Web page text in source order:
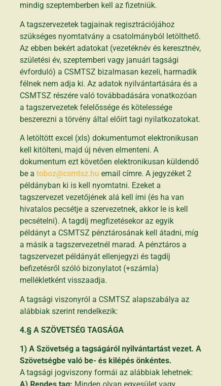
mindig szeptemberben kell az fizetniük.
A tagszervezetek tagjainak regisztrációjához
szükséges nyomtatvány a csatolmányból letölthető.
Az ebben bekért adatokat (vezetéknév és keresztnév,
születési év, szeptemberi vagy januári tagsági
évforduló) a CSMTSZ bizalmasan kezeli, harmadik
félnek nem adja ki. Az adatok nyilvántartására és a
CSMTSZ részére való továbbadására vonatkozóan
a tagszervezetek felelőssége és kötelessége
beszerezni a törvény által előírt tagi nyilatkozatokat.
A letöltött excel (xls) dokumentumot elektronikusan
kell kitölteni, majd új néven elmenteni. A
dokumentum ezt követően elektronikusan küldendő
be a toboz@csmtsz.hu email címre. A jegyzéket 2
példányban ki is kell nyomtatni. Ezeket a
tagszervezet vezetőjének alá kell írni (és ha van
hivatalos pecsétje a szervezetnek, akkor le is kell
pecsételni). A tagdíj megfizetésekor az egyik
példányt a CSMTSZ pénztárosának kell átadni, míg
a másik a tagszervezetnél marad. A pénztáros a
tagszervezet példányát ellenjegyzi és tagdíj
befizetésről szóló bizonylatot (+számla)
mellékletként visszaadja.
A tagsági viszonyról a CSMTSZ alapszabálya az
alábbiak szerint rendelkezik:
4.§ A SZÖVETSÉG TAGSÁGA
1) A Szövetség a tagságáról nyilvántartást vezet. A
Szövetségbe való be- és kilépés önkéntes.
A tagsági jogviszony formái az alábbiak lehetnek: